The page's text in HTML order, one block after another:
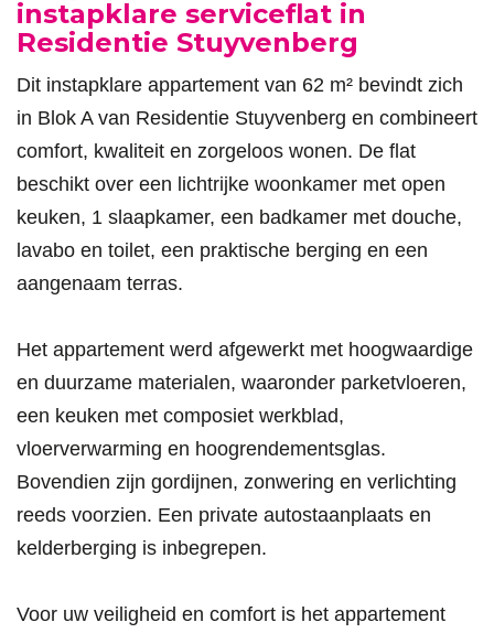
instapklare serviceflat in
Residentie Stuyvenberg
Dit instapklare appartement van 62 m² bevindt zich
in Blok A van Residentie Stuyvenberg en combineert
comfort, kwaliteit en zorgeloos wonen. De flat
beschikt over een lichtrijke woonkamer met open
keuken, 1 slaapkamer, een badkamer met douche,
lavabo en toilet, een praktische berging en een
aangenaam terras.
Het appartement werd afgewerkt met hoogwaardige
en duurzame materialen, waaronder parketvloeren,
een keuken met composiet werkblad,
vloerverwarming en hoogrendementsglas.
Bovendien zijn gordijnen, zonwering en verlichting
reeds voorzien. Een private autostaanplaats en
kelderberging is inbegrepen.
Voor uw veiligheid en comfort is het appartement